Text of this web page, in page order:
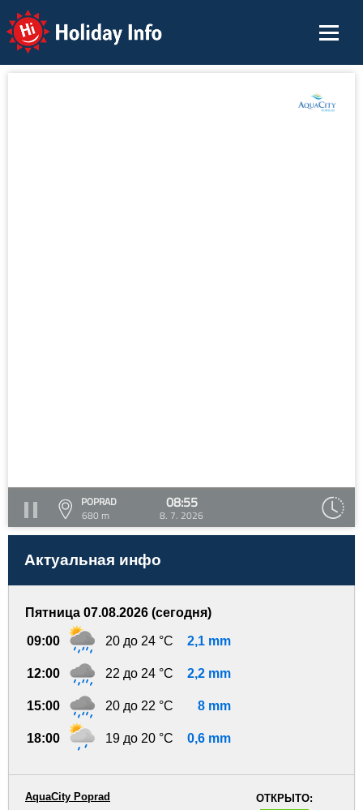
Holiday Info
POPRAD
680 m
08:55
8. 7. 2026
Актуальная инфо
Пятница 07.08.2026 (сегодня)
09:00 20 до 24 °C 2,1 mm
12:00 22 до 24 °C 2,2 mm
15:00 20 до 22 °C 8 mm
18:00 19 до 20 °C 0,6 mm
ОТКРЫТО:
AquaCity Poprad